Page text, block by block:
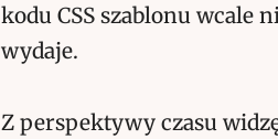
kodu CSS szablonu wcale
wydaje.
Z perspektywy czasu